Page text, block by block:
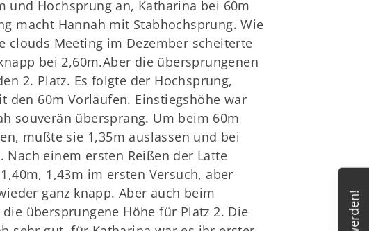
und Hochsprung an, Katharina bei 60m
macht Hannah mit Stabhochsprung. Wie
clouds Meeting im Dezember scheiterte
bei 2,60m.Aber die übersprungenen
2. Platz. Es folgte der Hochsprung,
den 60m Vorläufen. Einstiegshöhe war
souverän übersprang. Um beim 60m
mußte sie 1,35m auslassen und bei
Nach einem ersten Reißen der Latte
1,43m im ersten Versuch, aber
ganz knapp. Aber auch beim
übersprungene Höhe für Platz 2. Die